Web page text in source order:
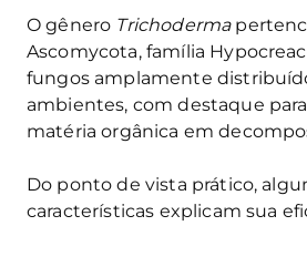
O gênero Trichoderma
Ascomycota, família
fungos amplamente
ambientes, com destaque
matéria orgânica em
Do ponto de vista prático,
características explicam sua